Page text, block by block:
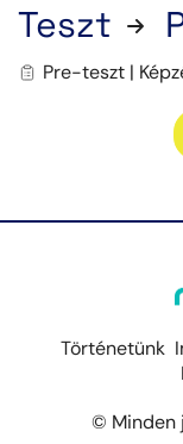
Teszt
Pre-teszt |
Történetünk
© Minden